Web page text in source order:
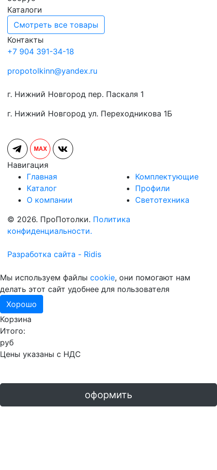
Каталоги
Смотреть все товары
Контакты
+7 904 391-34-18
propotolkinn@yandex.ru
г. Нижний Новгород пер. Паскаля 1
г. Нижний Новгород ул. Переходникова 1Б
MAX
Навигация
Главная
Каталог
О компании
Комплектующие
Профили
Светотехника
© 2026. ПроПотолки. Политика
конфиденциальности.
Разработка сайта - Ridis
Мы используем файлы cookie, они помогают нам
делать этот сайт удобнее для пользователя
Хорошо
Корзина
Итого:
руб
Цены указаны с НДС
оформить